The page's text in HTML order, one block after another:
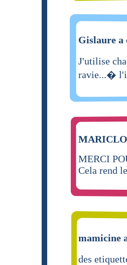
Gislaure
J'utilise
ravie...�
MERCI
Cela rend
mamicine
des